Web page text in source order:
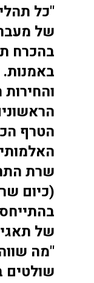
"כל
של
בהכרח
הטרף
שרת
(כיום
של
"מה
שולטים